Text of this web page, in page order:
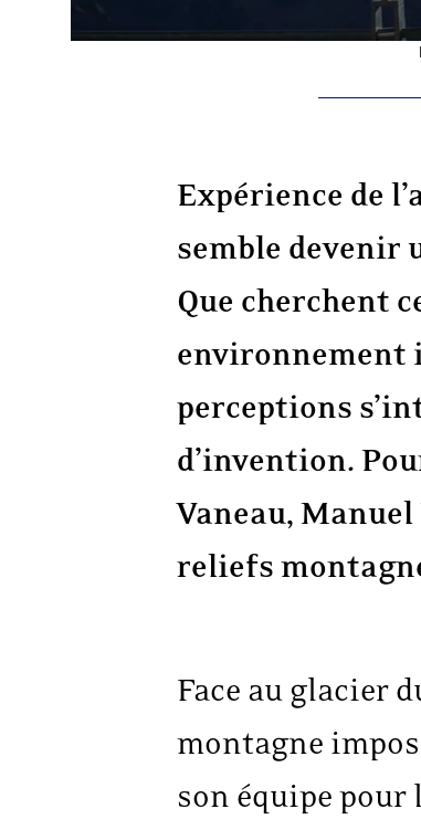
Expérience de
semble devenir
Que cherchent
environnement
perceptions
d’invention.
Vaneau,
reliefs
Face au glacier
montagne
son équipe pour